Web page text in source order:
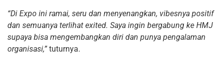
“Di Expo ini ramai, seru dan menyenangkan, vibesnya positif
dan semuanya terlihat exited. Saya ingin bergabung ke HMJ
supaya bisa mengembangkan diri dan punya pengalaman
organisasi,” tuturnya.